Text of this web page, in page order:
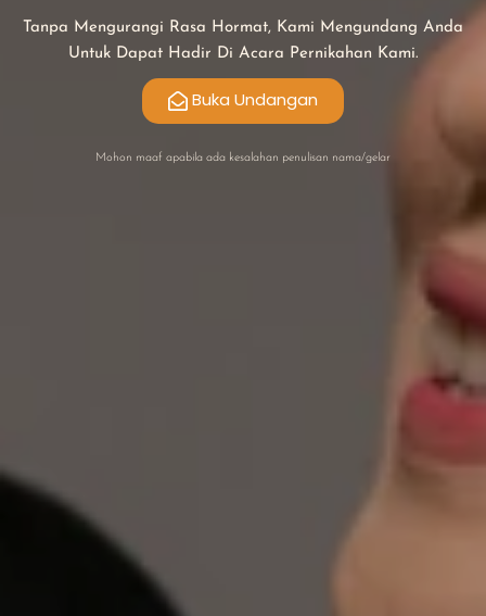
Tanpa Mengurangi Rasa Hormat, Kami Mengundang Anda
Untuk Dapat Hadir Di Acara Pernikahan Kami.
Buka Undangan
Mohon maaf apabila ada kesalahan penulisan nama/gelar